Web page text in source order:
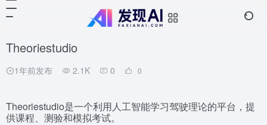
Theoriestudio
1年前发布 2.1K 0 0
Theoriestudio是一个利用人工智能学习驾驶理论的平台，提
供课程、测验和模拟考试。